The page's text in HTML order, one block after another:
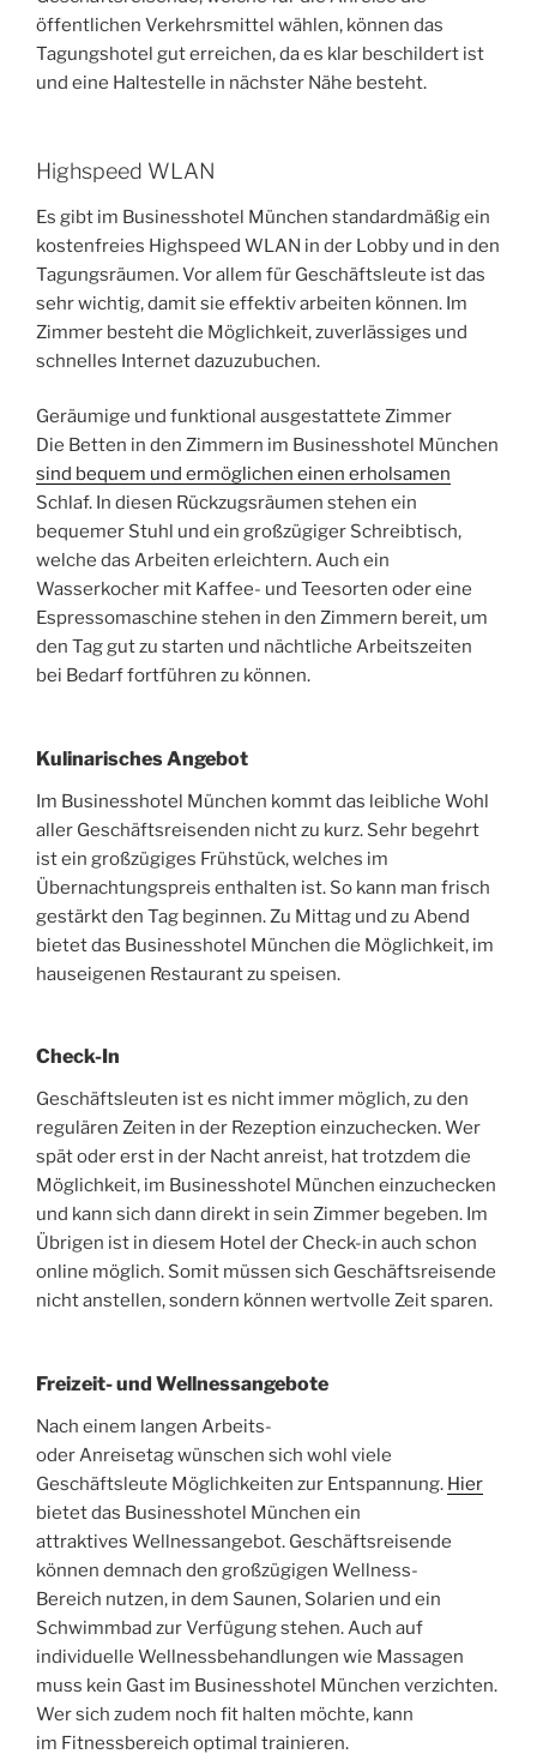
öffentlichen Verkehrsmittel wählen, können das
Tagungshotel gut erreichen, da es klar beschildert ist
und eine Haltestelle in nächster Nähe besteht.
Highspeed WLAN
Es gibt im Businesshotel München standardmäßig ein
kostenfreies Highspeed WLAN in der Lobby und in den
Tagungsräumen. Vor allem für Geschäftsleute ist das
sehr wichtig, damit sie effektiv arbeiten können. Im
Zimmer besteht die Möglichkeit, zuverlässiges und
schnelles Internet dazuzubuchen.
Geräumige und funktional ausgestattete Zimmer
Die Betten in den Zimmern im Businesshotel München
sind bequem und ermöglichen einen erholsamen
Schlaf. In diesen Rückzugsräumen stehen ein
bequemer Stuhl und ein großzügiger Schreibtisch,
welche das Arbeiten erleichtern. Auch ein
Wasserkocher mit Kaffee- und Teesorten oder eine
Espressomaschine stehen in den Zimmern bereit, um
den Tag gut zu starten und nächtliche Arbeitszeiten
bei Bedarf fortführen zu können.
Kulinarisches Angebot
Im Businesshotel München kommt das leibliche Wohl
aller Geschäftsreisenden nicht zu kurz. Sehr begehrt
ist ein großzügiges Frühstück, welches im
Übernachtungspreis enthalten ist. So kann man frisch
gestärkt den Tag beginnen. Zu Mittag und zu Abend
bietet das Businesshotel München die Möglichkeit, im
hauseigenen Restaurant zu speisen.
Check-In
Geschäftsleuten ist es nicht immer möglich, zu den
regulären Zeiten in der Rezeption einzuchecken. Wer
spät oder erst in der Nacht anreist, hat trotzdem die
Möglichkeit, im Businesshotel München einzuchecken
und kann sich dann direkt in sein Zimmer begeben. Im
Übrigen ist in diesem Hotel der Check-in auch schon
online möglich. Somit müssen sich Geschäftsreisende
nicht anstellen, sondern können wertvolle Zeit sparen.
Freizeit- und Wellnessangebote
Nach einem langen Arbeits-
oder Anreisetag wünschen sich wohl viele
Geschäftsleute Möglichkeiten zur Entspannung. Hier
bietet das Businesshotel München ein
attraktives Wellnessangebot. Geschäftsreisende
können demnach den großzügigen Wellness-
Bereich nutzen, in dem Saunen, Solarien und ein
Schwimmbad zur Verfügung stehen. Auch auf
individuelle Wellnessbehandlungen wie Massagen
muss kein Gast im Businesshotel München verzichten.
Wer sich zudem noch fit halten möchte, kann
im Fitnessbereich optimal trainieren.